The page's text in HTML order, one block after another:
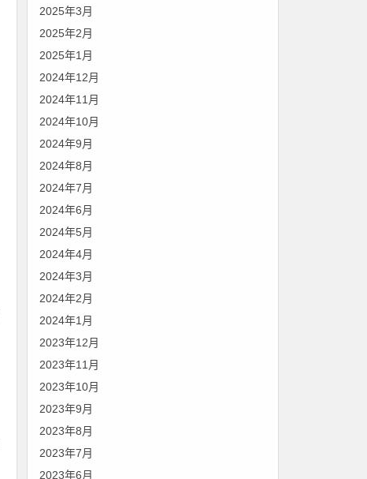
2025年3月
2025年2月
2025年1月
2024年12月
2024年11月
2024年10月
2024年9月
2024年8月
2024年7月
2024年6月
2024年5月
2024年4月
2024年3月
2024年2月
2024年1月
2023年12月
2023年11月
2023年10月
2023年9月
2023年8月
2023年7月
2023年6月